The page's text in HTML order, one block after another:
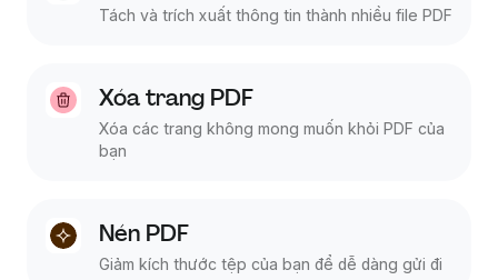
Tách và trích xuất thông tin thành nhiều file PDF
Xóa trang PDF
Xóa các trang không mong muốn khỏi PDF của
bạn
Nén PDF
Giảm kích thước tệp của bạn để dễ dàng gửi đi